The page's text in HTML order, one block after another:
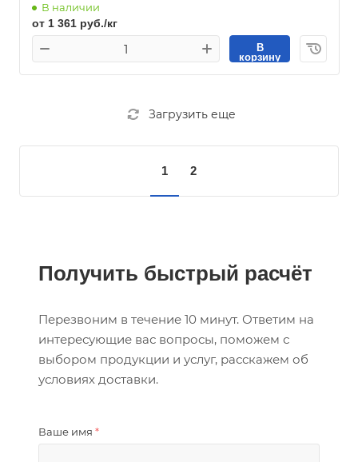
В наличии
от 1 361 руб./кг
В
корзину
Загрузить еще
1 2
Получить быстрый расчёт
Перезвоним в течение 10 минут. Ответим на
интересующие вас вопросы, поможем с
выбором продукции и услуг, расскажем об
условиях доставки.
Ваше имя *